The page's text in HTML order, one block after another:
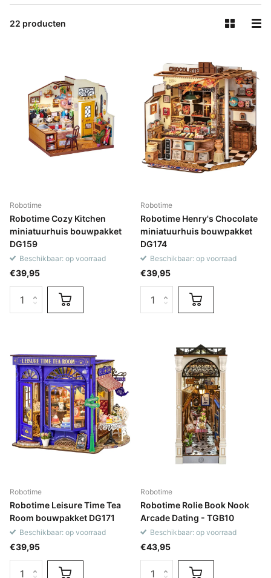
22 producten
Robotime
Robotime Cozy Kitchen
miniatuurhuis bouwpakket
DG159
Beschikbaar: op voorraad
€39,95
Robotime
Robotime Henry's Chocolate
miniatuurhuis bouwpakket
DG174
Beschikbaar: op voorraad
€39,95
Robotime
Robotime Leisure Time Tea
Room bouwpakket DG171
Beschikbaar: op voorraad
€39,95
Robotime
Robotime Rolie Book Nook
Arcade Dating - TGB10
Beschikbaar: op voorraad
€43,95